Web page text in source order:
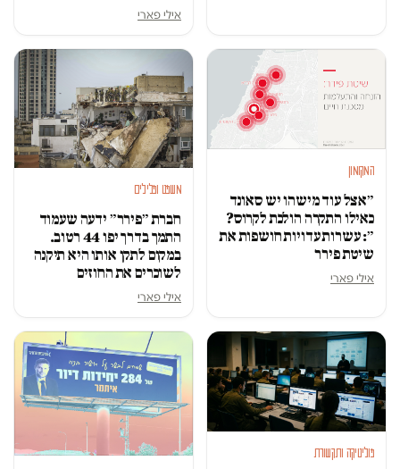
אילי פארי
המקומון
״אצל עוד מישהו יש סאונד
כאילו התקרה הולכת לקרוס?
״: עשרות עדויות חושפות את
שיטת פירר
אילי פארי
משפט ופלילים
חברת ״פירר״ ידעה שעמוד
התמך בדרך יפו 44 רטוב.
במקום לתקן אותו היא תיקנה
לשוכרים את החוזים
אילי פארי
פוליטיקה ותקשורת